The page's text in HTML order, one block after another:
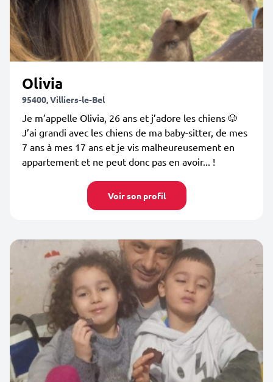
Olivia
95400, Villiers-le-Bel
Je m’appelle Olivia, 26 ans et j’adore les chiens 🐶
J’ai grandi avec les chiens de ma baby-sitter, de mes
7 ans à mes 17 ans et je vis malheureusement en
appartement et ne peut donc pas en avoir... !
Voir son profil